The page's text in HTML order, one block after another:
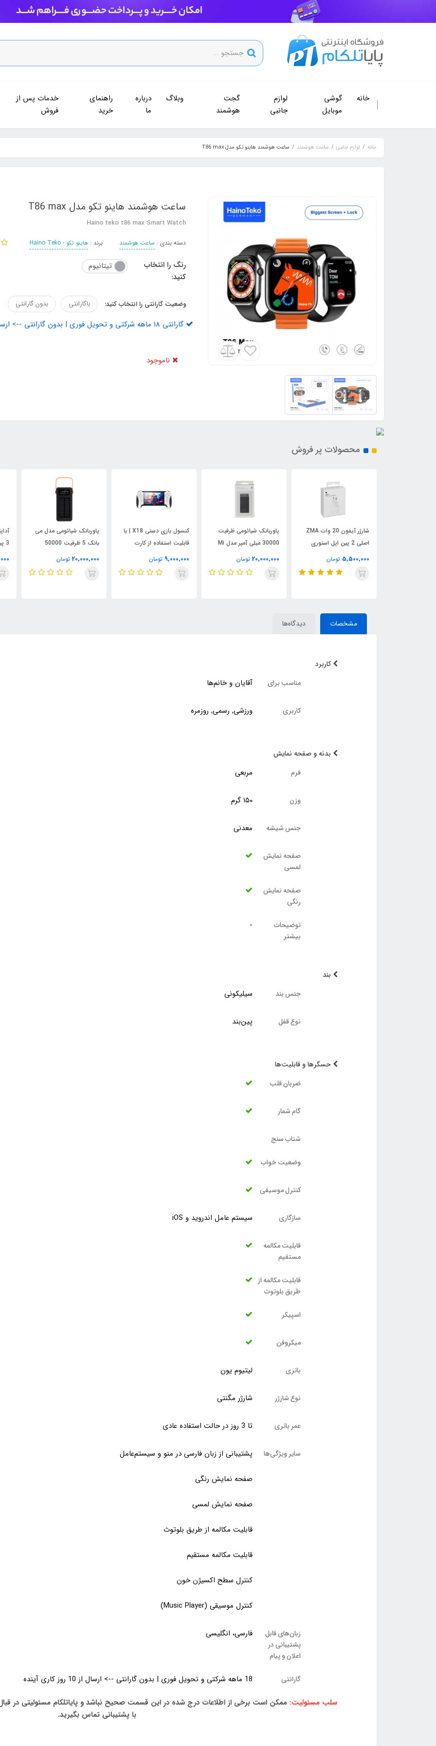
خانه
گوشی
موبایل
لوازم
جانبی
گجت
هوشمند
وبلاگ
درباره
ما
راهنمای
خرید
خدمات پس از
فروش
خانه لوازم جانبی ساعت هوشمند ساعت هوشمند هاینو تکو مدل T86 max
ساعت هوشمند هاینو تکو مدل T86 max
Haino teko t86 max Smart Watch
دسته بندی : ساعت هوشمند برند : هاینو تکو - Haino Teko
رنگ را انتخاب
کنید:
تیتانیوم
وضعیت گارانتی را انتخاب کنید: باگارانتی بدون گارانتی
گارانتی 18 ماهه شرکتی و تحویل فوری | بدون گارانتی --> ارسال از 10 روز کاری آینده
ناموجود
محصولات پر فروش
شارژر آیفون 20 وات ZMA
اصلی 2 پین اپل استوری
5,500,000 تومان
پاوربانک شیائومی ظرفیت
30000 میلی آمپر مدل Mi
Power Bank 30000mAh
PB3018ZM
20,000,000 تومان
کنسول بازی دستی X18 | با
قابلیت استفاده از کارت
9,000,000 تومان
پاوربانک شیائومی مدل می
بانک 5 ظرفیت 50000
میلی‌آمپر ساعت
20,000,000 تومان
مشخصات دیدگاه‌ها
کاربرد
مناسب برای
آقایان و خانم‌ها
کاربری ورزشی, رسمی, روزمره
بدنه و صفحه نمایش
فرم
مربعی
وزن ۱۵۰ گرم
جنس شیشه معدنی
صفحه نمایش
لمسی
صفحه نمایش
رنگی
توضیحات
بیشتر
-
بند
جنس بند
سیلیکونی
نوع قفل پین‌بند
حسگرها و قابلیت‌ها
ضربان قلب
گام شمار
شتاب سنج
وضعیت خواب
کنترل موسیقی
سازگاری سیستم عامل اندروید و iOS
قابلیت مکالمه
مستقیم
قابلیت مکالمه از
طریق بلوتوث
اسپیکر
میکروفن
باتری لیتیوم یون
نوع شارژر شارژر مگنتی
عمر باتری تا 3 روز در حالت استفاده عادی
سایر ویژگی‌ها پشتیبانی از زبان فارسی در منو و سیستم‌عامل
صفحه نمایش رنگی
صفحه نمایش لمسی
قابلیت مکالمه از طریق بلوتوث
قابلیت مکالمه مستقیم
کنترل سطح اکسیژن خون
کنترل موسیقی (Music Player)
زبان‌های قابل
پشتیبانی در
اعلان و پیام
فارسی، انگلیسی
گارانتی
18 ماهه شرکتی و تحویل فوری | بدون گارانتی --> ارسال از 10 روز کاری آینده
سلب مسئولیت: ممکن است برخی از اطلاعات درج شده در این قسمت صحیح نباشد و پایاتلکام مسئولیتی در
با پشتیبانی تماس بگیرید.